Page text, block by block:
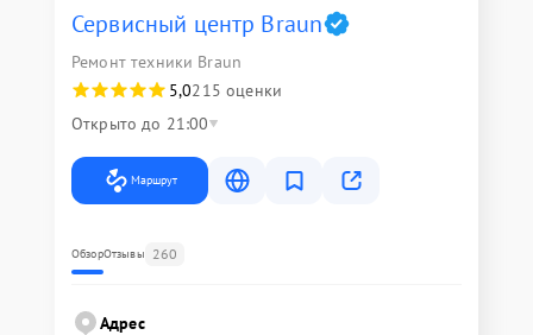
Сервисный центр Braun
Ремонт техники Braun
5,0215 оценки
Открыто до 21:00
Маршрут
ОбзорОтзывы 260
Адрес